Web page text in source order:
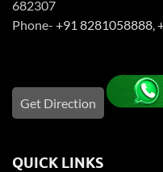
682307
Phone- +91 8281058888,
Get Direction
QUICK LINKS